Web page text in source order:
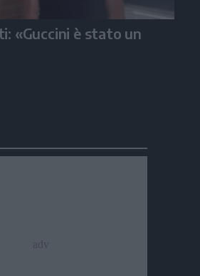
«Guccini è stato un